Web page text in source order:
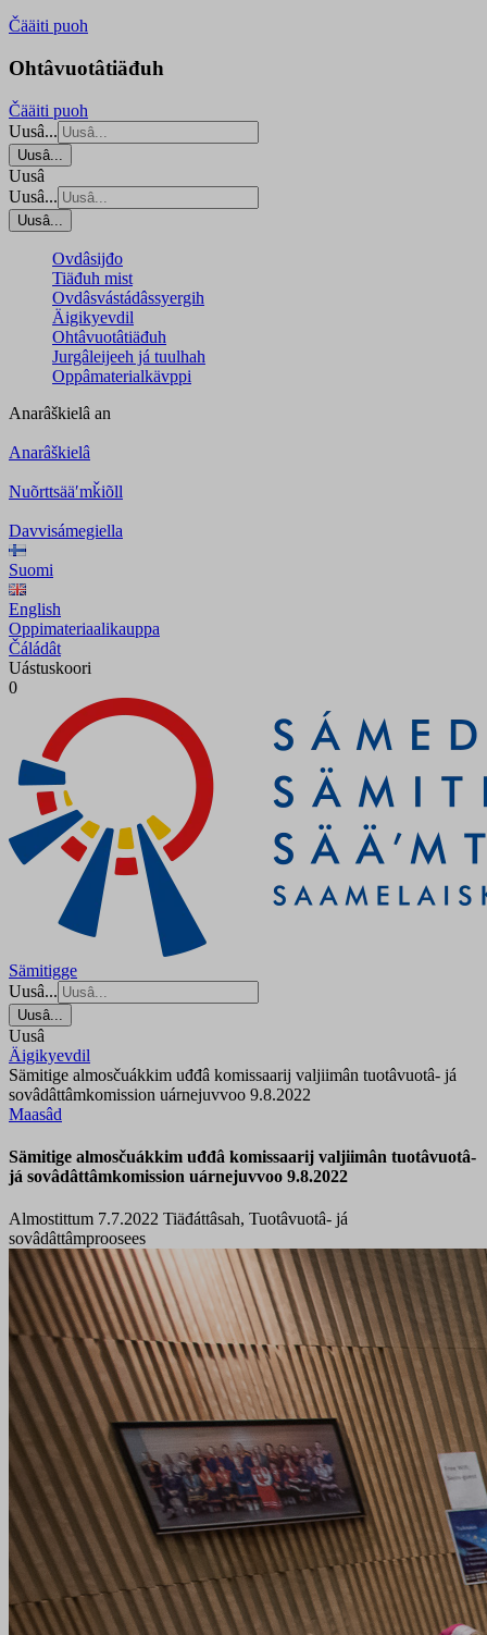
Čääiti puoh
Ohtâvuotâtiäđuh
Čääiti puoh
Uusâ...
Uusâ...
Uusâ
Uusâ...
Uusâ...
Ovdâsijđo
Tiäđuh mist
Ovdâsvástádâssyergih
Äigikyevdil
Ohtâvuotâtiäđuh
Jurgâleijeeh já tuulhah
Oppâmaterialkävppi
Anarâškielâ an
Anarâškielâ
Nuõrttsääʹmǩiõll
Davvisámegiella
Suomi
English
Oppimateriaalikauppa
Čáládât
Uástuskoori
0
Sämitigge
Uusâ...
Uusâ...
Uusâ
Äigikyevdil
Sämitige almosčuákkim uđđâ komissaarij valjiimân tuotâvuotâ- já
sovâdâttâmkomission uárnejuvvoo 9.8.2022
Maasâd
Sämitige almosčuákkim uđđâ komissaarij valjiimân tuotâvuotâ-
já sovâdâttâmkomission uárnejuvvoo 9.8.2022
Almostittum 7.7.2022 Tiäđáttâsah, Tuotâvuotâ- já
sovâdâttâmproosees